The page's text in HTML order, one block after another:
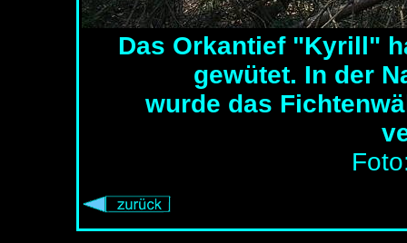
Das Orkantief "Kyrill"
gewütet. In der
wurde das